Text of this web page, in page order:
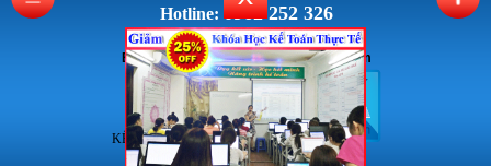
Hotline: 0962 252 326
Email: Ketoanthienung6868@gmail.com
KẾ TOÁN THIÊN ƯNG